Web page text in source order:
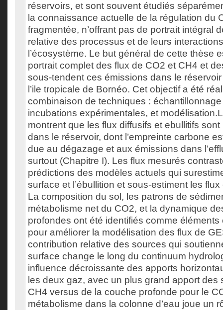
réservoirs, et sont souvent étudiés
la connaissance actuelle de la régulation du
fragmentée, n’offrant pas de portrait intégral
relative des processus et de leurs
l’écosystème. Le but général de cette thèse
portrait complet des flux de CO2 et CH4 et
sous-tendent ces émissions dans le
l’ile tropicale de Bornéo. Cet objectif a été
combinaison de techniques :
incubations expérimentales, et
montrent que les flux diffusifs et ebullitifs
dans le réservoir, dont l’empreinte carbone
due au dégazage et aux émissions dans
surtout (Chapitre I). Les flux mesurés
prédictions des modèles actuels qui
surface et l’ébullition et sous-estiment les
La composition du sol, les patrons de
métabolisme net du CO2, et la dynamique
profondes ont été identifiés comme
pour améliorer la modélisation des flux de
contribution relative des sources qui
surface change le long du continuum
influence décroissante des apports
les deux gaz, avec un plus grand apport des
CH4 versus de la couche profonde pour le
métabolisme dans la colonne d’eau joue un